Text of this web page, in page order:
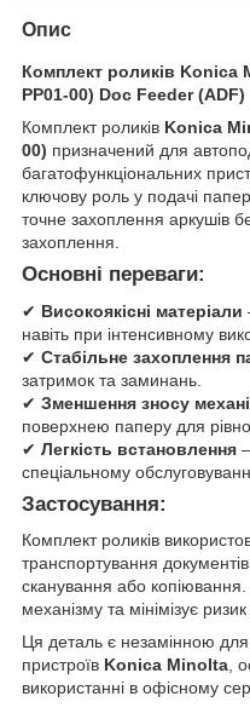
Опис
Комплект роликів Konica
PP01-00) Doc Feeder
Комплект роликів Konica
00) призначений для
багатофункціональних
ключову роль у подачі
точне захоплення аркушів
захоплення.
Основні переваги:
✔ Високоякісні матеріали
навіть при інтенсивному
✔ Стабільне захоплення
затримок та заминань.
✔ Зменшення зносу
поверхнею паперу для
✔ Легкість встановлення
спеціальному
Застосування:
Комплект роликів
транспортування
сканування або копіювання.
механізму та мінімізує
Ця деталь є незамінною
пристроїв Konica Minolta,
використанні в офісному